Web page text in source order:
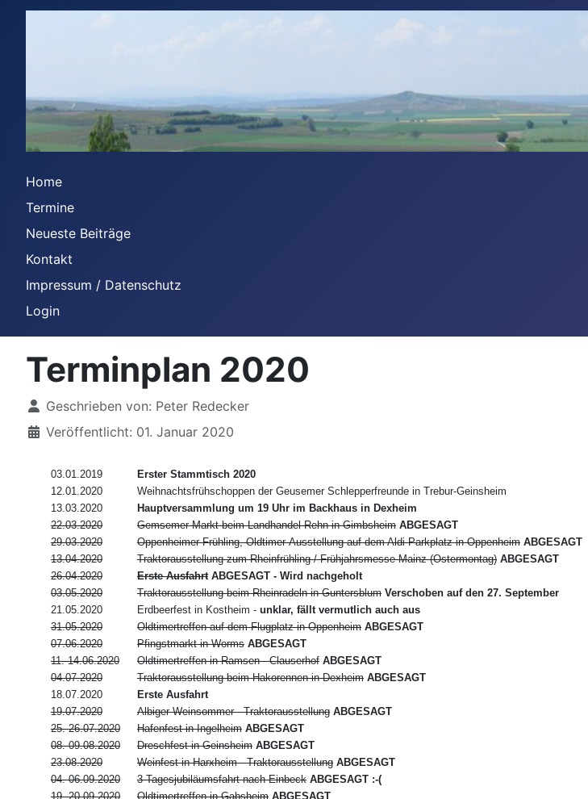
Home
Termine
Neueste Beiträge
Kontakt
Impressum / Datenschutz
Login
Terminplan 2020
DetailsGeschrieben von: Peter Redecker
Veröffentlicht: 01. Januar 2020
03.01.2019
Erster Stammtisch 2020
12.01.2020
Weihnachtsfrühschoppen der Geusemer Schlepperfreunde in Trebur-Geinsheim
13.03.2020
Hauptversammlung um 19 Uhr im Backhaus in Dexheim
22.03.2020
Gemsemer Markt beim Landhandel Rehn in Gimbsheim ABGESAGT
29.03.2020
Oppenheimer Frühling, Oldtimer-Ausstellung auf dem Aldi-Parkplatz in Oppenheim ABGESAGT
13.04.2020
Traktorausstellung zum Rheinfrühling / Frühjahrsmesse Mainz (Ostermontag) ABGESAGT
26.04.2020
Erste AusfahrtABGESAGT - Wird nachgeholt
03.05.2020
Traktorausstellung beim Rheinradeln in Guntersblum Verschoben auf den 27. September
21.05.2020
Erdbeerfest in Kostheim - unklar, fällt vermutlich auch aus
31.05.2020
Oldtimertreffen auf dem Flugplatz in Oppenheim ABGESAGT
07.06.2020
Pfingstmarkt in Worms ABGESAGT
11.-14.06.2020
Oldtimertreffen in Ramsen - Clauserhof ABGESAGT
04.07.2020
Traktorausstellung beim Hakorennen in Dexheim ABGESAGT
18.07.2020
Erste Ausfahrt
19.07.2020
Albiger Weinsommer - Traktorausstellung ABGESAGT
25.-26.07.2020
Hafenfest in Ingelheim ABGESAGT
08.-09.08.2020
Dreschfest in Geinsheim ABGESAGT
23.08.2020
Weinfest in Harxheim - Traktorausstellung ABGESAGT
04.-06.09.2020
3-Tagesjubiläumsfahrt nach Einbeck ABGESAGT :-(
19.-20.09.2020
Oldtimertreffen in Gabsheim ABGESAGT